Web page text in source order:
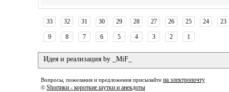
33 32 31 30 29 28 27 26 25 24 23
9 8 7 6 5 4 3 2 1
Идея и реализация by _MiF_
Вопросы, пожелания и предложения присылайте на электропочту
© Shortики - короткие шутки и анекдоты